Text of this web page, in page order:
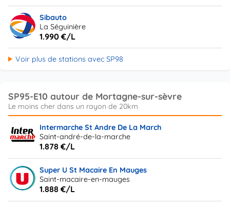
Sibauto
La Séguinière
1.990 €/L
Voir plus de stations avec SP98
SP95-E10 autour de Mortagne-sur-sèvre
Intermarche St Andre De La March
Saint-andré-de-la-marche
1.878 €/L
Super U St Macaire En Mauges
Saint-macaire-en-mauges
1.888 €/L